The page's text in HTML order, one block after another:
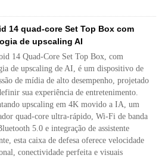
14 quad-core Set Top Box com
de upscaling AI
14 Quad-Core Set Top Box, com
de upscaling de AI, é um dispositivo de
de mídia de alto desempenho, projetado
sua experiência de entretenimento.
upscaling em 4K movido a IA, um
quad-core ultra-rápido, Wi-Fi de banda
5.0 e integração de assistente
esta caixa de defesa oferece velocidade
conectividade perfeita e visuais